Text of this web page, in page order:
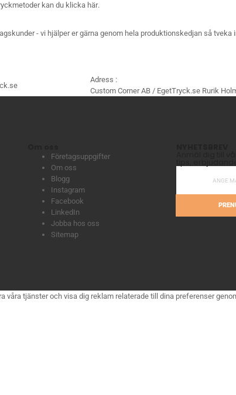
kan du klicka här.
- vi hjälper er gärna genom hela produktionskedjan så tveka
Adress :
Custom Corner AB / EgetTryck.se Rurik
Företagsuppgifter
Om oss
Blogg
Instagram
Facebook
LinkedIn
Jobba hos oss
Sitemap
tjänster och visa dig reklam relaterade till dina preferenser